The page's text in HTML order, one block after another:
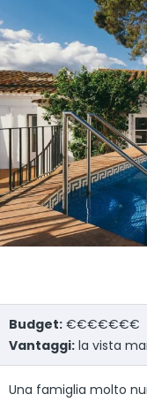
Budget: €€€€€€€
Vantaggi: la vista
Una famiglia molto